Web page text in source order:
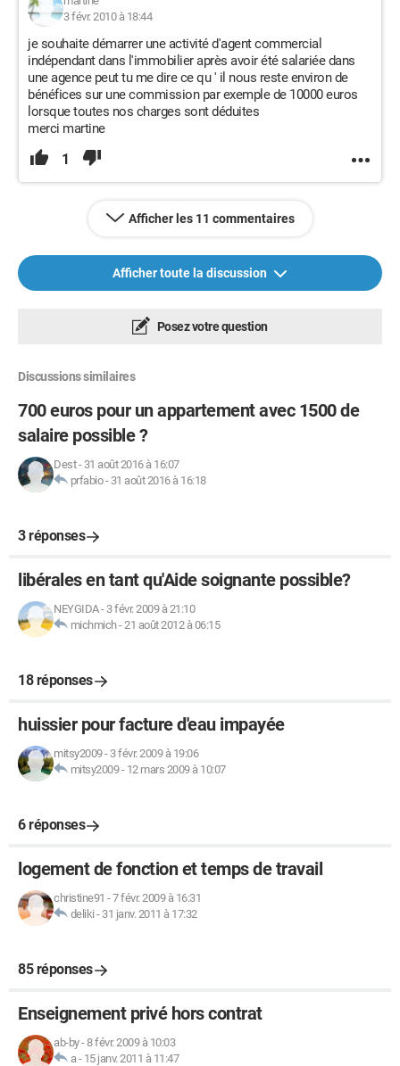
3 févr. 2010 à 18:44
je souhaite démarrer une activité d'agent commercial
indépendant dans l'immobilier après avoir été salariée dans
une agence peut tu me dire ce qu ' il nous reste environ de
bénéfices sur une commission par exemple de 10000 euros
lorsque toutes nos charges sont déduites
merci martine
1
Afficher les 11 commentaires
Afficher toute la discussion
Posez votre question
Discussions similaires
700 euros pour un appartement avec 1500 de
salaire possible ?
Dest- 31 août 2016 à 16:07
prfabio- 31 août 2016 à 16:18
3 réponses
libérales en tant qu'Aide soignante possible?
NEYGIDA- 3 févr. 2009 à 21:10
michmich-21 août 2012 à 06:15
18 réponses
huissier pour facture d'eau impayée
mitsy2009- 3 févr. 2009 à 19:06
mitsy2009- 12 mars 2009 à 10:07
6 réponses
logement de fonction et temps de travail
christine91 -7 févr. 2009 à 16:31
deliki - 31 janv. 2011 à 17:32
85 réponses
Enseignement privé hors contrat
ab-by-8 févr. 2009 à 10:03
a- 15 janv. 2011 à 11:47